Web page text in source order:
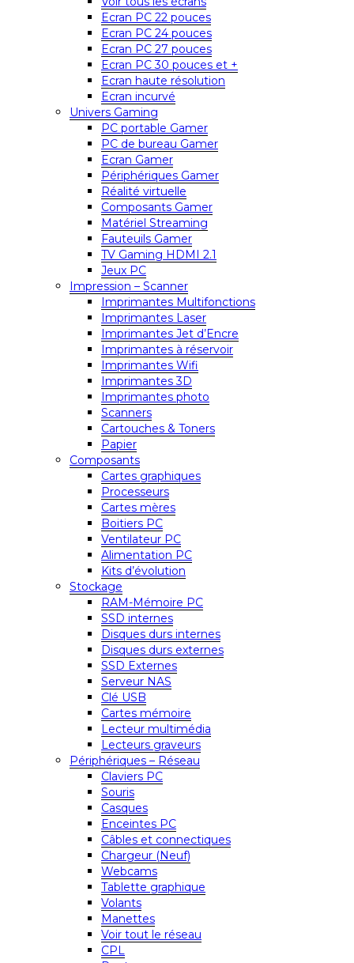
Ecran PC 22 pouces
Ecran PC 24 pouces
Ecran PC 27 pouces
Ecran PC 30 pouces et +
Ecran haute résolution
Ecran incurvé
Univers Gaming
PC portable Gamer
PC de bureau Gamer
Ecran Gamer
Périphériques Gamer
Réalité virtuelle
Composants Gamer
Matériel Streaming
Fauteuils Gamer
TV Gaming HDMI 2.1
Jeux PC
Impression – Scanner
Imprimantes Multifonctions
Imprimantes Laser
Imprimantes Jet d’Encre
Imprimantes à réservoir
Imprimantes Wifi
Imprimantes 3D
Imprimantes photo
Scanners
Cartouches & Toners
Papier
Composants
Cartes graphiques
Processeurs
Cartes mères
Boitiers PC
Ventilateur PC
Alimentation PC
Kits d’évolution
Stockage
RAM-Mémoire PC
SSD internes
Disques durs internes
Disques durs externes
SSD Externes
Serveur NAS
Clé USB
Cartes mémoire
Lecteur multimédia
Lecteurs graveurs
Périphériques – Réseau
Claviers PC
Souris
Casques
Enceintes PC
Câbles et connectiques
Chargeur (Neuf)
Webcams
Tablette graphique
Volants
Manettes
Voir tout le réseau
CPL